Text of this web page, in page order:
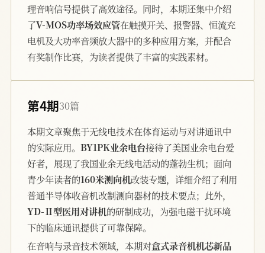
理音响信号提供了高效途径。同时，本期还集中介绍
了V-MOS功率场效应管在触摸开关、报警器、恒流充
电机及大功率音频放大器中的多种应用方案，并配合
有奖制作比赛，为读者提供了丰富的实践素材。
第4期30篇
本期文章聚焦于无线电技术在体育运动与对讲通讯中
的实际应用。 BY1PK业余电台接待了美国业余电台爱
好者，展现了我国业余无线电活动的蓬勃生机；面向
青少年读者的160米测向机改装专题，详细介绍了利用
普通半导体收音机改制测向器材的技术要点；此外，
YD-Ⅱ型医用对讲机的研制成功，为强电磁干扰环境
下的临床通讯提供了可靠保障。
在音响与录音技术领域，本期对盒式录音机机芯新品